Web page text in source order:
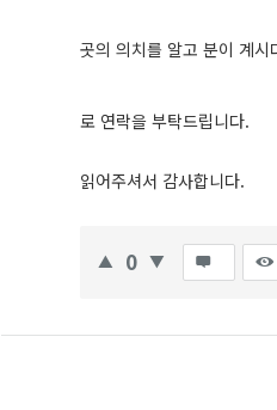
곳의 의치를 알고 분이 계시
로 연락을 부탁드립니다.
읽어주셔서 감사합니다.
0